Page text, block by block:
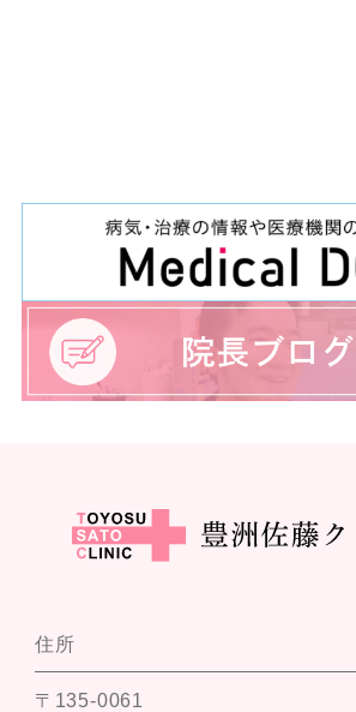
住所
〒135-0061